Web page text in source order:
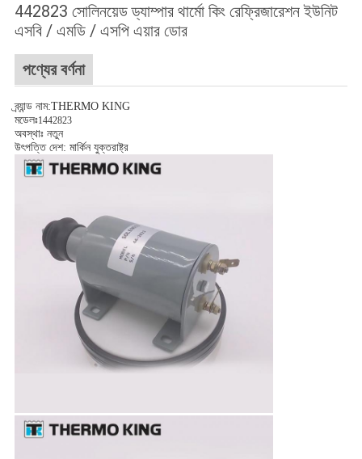
442823 সোলিনয়েড ড্যাম্পার থার্মো কিং রেফ্রিজারেশন ইউনিট
এসবি / এমডি / এসপি এয়ার ডোর
পণ্যের বর্ণনা
ব্র্যান্ড নাম:THERMO KING
মডেলঃ1442823
অবস্থাঃ নতুন
উৎপত্তি দেশ: মার্কিন যুক্তরাষ্ট্র